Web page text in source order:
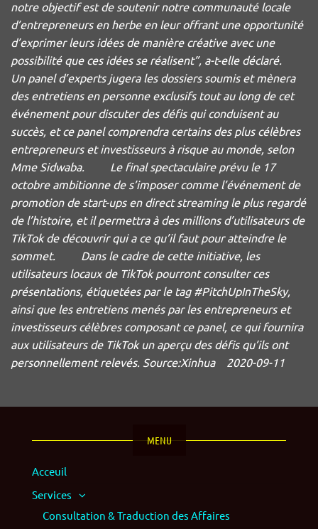
notre objectif est de soutenir notre communauté locale
d’entrepreneurs en herbe en leur offrant une opportunité
d’exprimer leurs idées de manière créative avec une
possibilité que ces idées se réalisent”, a-t-elle déclaré.
Un panel d’experts jugera les dossiers soumis et mènera
des entretiens en personne exclusifs tout au long de cet
événement pour discuter des défis qui conduisent au
succès, et ce panel comprendra certains des plus célèbres
entrepreneurs et investisseurs à risque au monde, selon
Mme Sidwaba. Le final spectaculaire prévu le 17
octobre ambitionne de s’imposer comme l’événement de
promotion de start-ups en direct streaming le plus regardé
de l’histoire, et il permettra à des millions d’utilisateurs de
TikTok de découvrir qui a ce qu’il faut pour atteindre le
sommet. Dans le cadre de cette initiative, les
utilisateurs locaux de TikTok pourront consulter ces
présentations, étiquetées par le tag #PitchUpInTheSky,
ainsi que les entretiens menés par les entrepreneurs et
investisseurs célèbres composant ce panel, ce qui fournira
aux utilisateurs de TikTok un aperçu des défis qu’ils ont
personnellement relevés. Source:Xinhua 2020-09-11
MENU
Acceuil
Services
Consultation & Traduction des Affaires